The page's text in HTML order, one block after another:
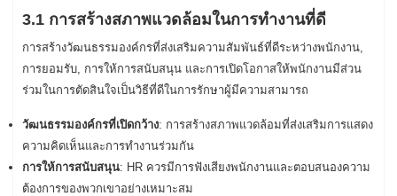
3.1 การสร้างสภาพแวดล้อมในการทำงานที่ดี
การสร้างวัฒนธรรมองค์กรที่ส่งเสริมความสัมพันธ์ที่ดีระหว่างพนักงาน,
การยอมรับ, การให้การสนับสนุน และการเปิดโอกาสให้พนักงานมีส่วน
ร่วมในการตัดสินใจเป็นวิธีที่ดีในการรักษาผู้มีความสามารถ
วัฒนธรรมองค์กรที่เปิดกว้าง: การสร้างสภาพแวดล้อมที่ส่งเสริมการแสดง
ความคิดเห็นและการทำงานร่วมกัน
การให้การสนับสนุน: HR ควรมีการฟังเสียงพนักงานและตอบสนองความ
ต้องการของพวกเขาอย่างเหมาะสม